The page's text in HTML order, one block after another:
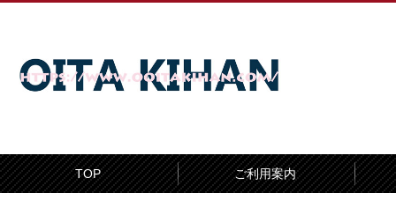
TOP ご利用案内